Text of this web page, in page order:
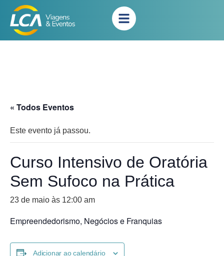
« Todos Eventos
Este evento já passou.
Curso Intensivo de Oratória
Sem Sufoco na Prática
23 de maio às 12:00 am
Empreendedorismo, Negócios e Franquias
Adicionar ao calendário